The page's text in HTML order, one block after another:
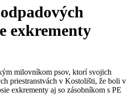
exkrementy
milovníkom psov, ktorí svojich
priestranstvách v Kostolišti, že boli v
exkrementy aj so zásobníkom s PE